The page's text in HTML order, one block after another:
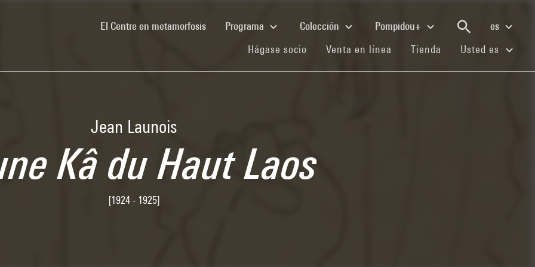
El Centre en metamorfosis(current)Programa Colección Pompidou+
es
Hágase socio (current)
Venta en línea (current)
Tienda (current)
Usted es
Jean Launois
Kâ du Haut Laos
[1924 - 1925]